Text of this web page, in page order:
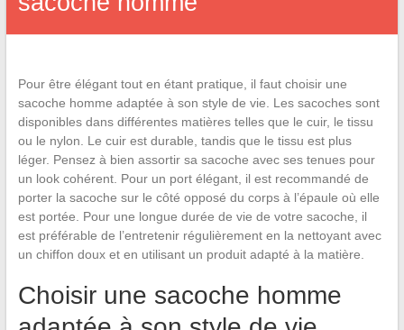
Pour être élégant tout en étant pratique, il faut choisir une
sacoche homme adaptée à son style de vie. Les sacoches sont
disponibles dans différentes matières telles que le cuir, le tissu
ou le nylon. Le cuir est durable, tandis que le tissu est plus
léger. Pensez à bien assortir sa sacoche avec ses tenues pour
un look cohérent. Pour un port élégant, il est recommandé de
porter la sacoche sur le côté opposé du corps à l’épaule où elle
est portée. Pour une longue durée de vie de votre sacoche, il
est préférable de l’entretenir régulièrement en la nettoyant avec
un chiffon doux et en utilisant un produit adapté à la matière.
Choisir une sacoche homme